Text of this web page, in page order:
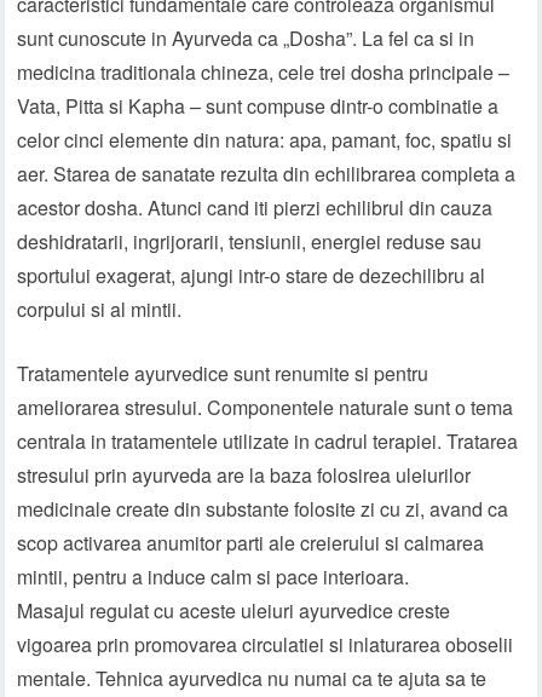
sunt cunoscute in Ayurveda ca „Dosha”. La fel ca si in
medicina traditionala chineza, cele trei dosha principale –
Vata, Pitta si Kapha – sunt compuse dintr-o combinatie a
celor cinci elemente din natura: apa, pamant, foc, spatiu si
aer. Starea de sanatate rezulta din echilibrarea completa a
acestor dosha. Atunci cand iti pierzi echilibrul din cauza
deshidratarii, ingrijorarii, tensiunii, energiei reduse sau
sportului exagerat, ajungi intr-o stare de dezechilibru al
corpului si al mintii.
Tratamentele ayurvedice sunt renumite si pentru
ameliorarea stresului. Componentele naturale sunt o tema
centrala in tratamentele utilizate in cadrul terapiei. Tratarea
stresului prin ayurveda are la baza folosirea uleiurilor
medicinale create din substante folosite zi cu zi, avand ca
scop activarea anumitor parti ale creierului si calmarea
mintii, pentru a induce calm si pace interioara.
Masajul regulat cu aceste uleiuri ayurvedice creste
vigoarea prin promovarea circulatiei si inlaturarea oboselii
mentale. Tehnica ayurvedica nu numai ca te ajuta sa te